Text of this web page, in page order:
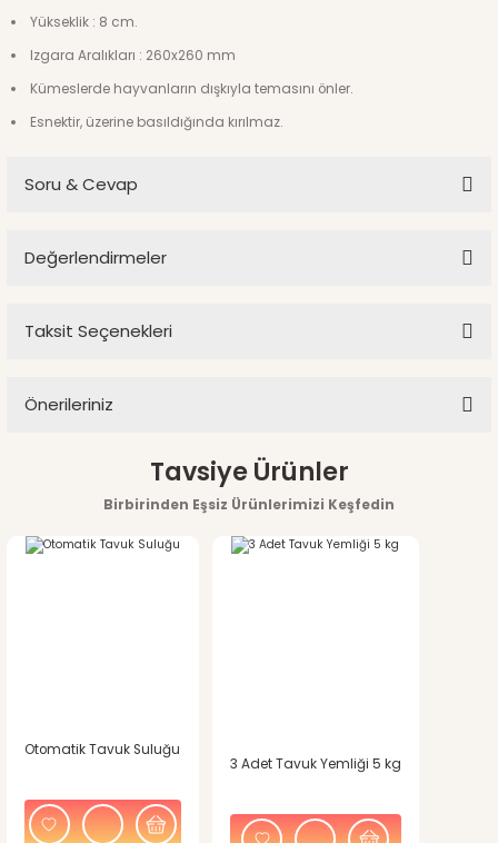
Yükseklik : 8 cm.
Izgara Aralıkları : 260x260 mm
Kümeslerde hayvanların dışkıyla temasını önler.
Esnektir, üzerine basıldığında kırılmaz.
Soru & Cevap
Değerlendirmeler
Taksit Seçenekleri
Önerileriniz
Bu ürünün fiyat bilgisi, resim, ürün açıklamalarında ve diğer
konularda yetersiz gördüğünüz noktaları öneri formunu
Ürün fiyatı diğer sitelerden daha pahalı.
Bu ürüne benzer farklı alternatifler olmalı.
Tavsiye Ürünler
Birbirinden Eşsiz Ürünlerimizi Keşfedin
Otomatik Tavuk Suluğu
3 Adet Tavuk Yemliği 5 kg